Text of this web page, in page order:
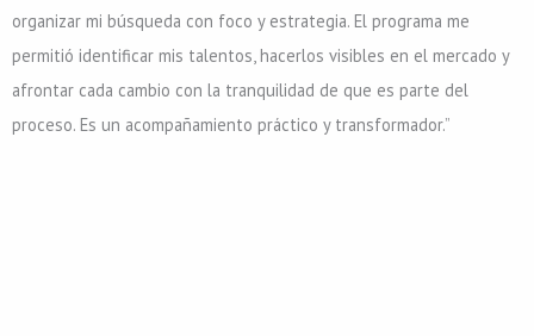
organizar mi búsqueda con foco y estrategia. El programa me
permitió identificar mis talentos, hacerlos visibles en el mercado y
afrontar cada cambio con la tranquilidad de que es parte del
proceso. Es un acompañamiento práctico y transformador.”